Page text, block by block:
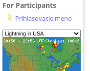
For Participants
Prihlasovacie meno